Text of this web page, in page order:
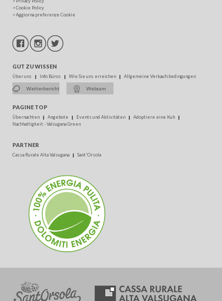
>Cookie Policy
>Aggiorna preferenze Cookie
GUT ZU WISSEN
Über uns Info Büros Wie Sie uns erreichen Allgemeine Verkaufsbedingungen
Wetterbericht Webcam
PAGINE TOP
Übernachten Angebote Events und Aktivitäten
Adoptiere eine Kuh
Nachhaltigkeit - Valsugana Green
PARTNER
Cassa Rurale Alta Valsugana Sant'Orsola